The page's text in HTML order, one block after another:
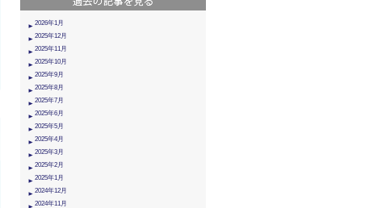
2026年1月
2025年12月
2025年11月
2025年10月
2025年9月
2025年8月
2025年7月
2025年6月
2025年5月
2025年4月
2025年3月
2025年2月
2025年1月
2024年12月
2024年11月